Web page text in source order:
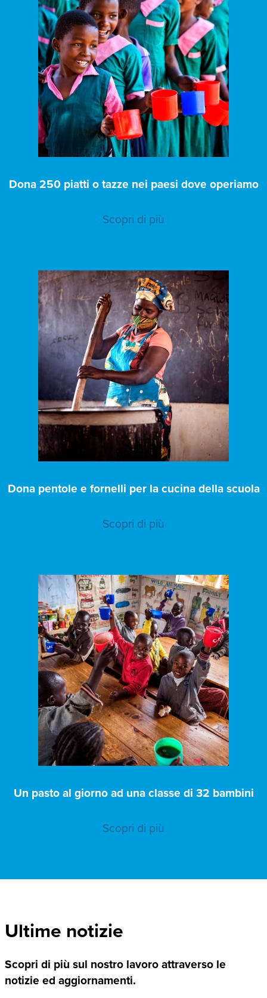
Dona 250 piatti o tazze nei paesi dove operiamo
Scopri di più
Dona pentole e fornelli per la cucina della scuola
Scopri di più
Un pasto al giorno ad una classe di 32 bambini
Scopri di più
Ultime notizie
Scopri di più sul nostro lavoro attraverso le
notizie ed aggiornamenti.